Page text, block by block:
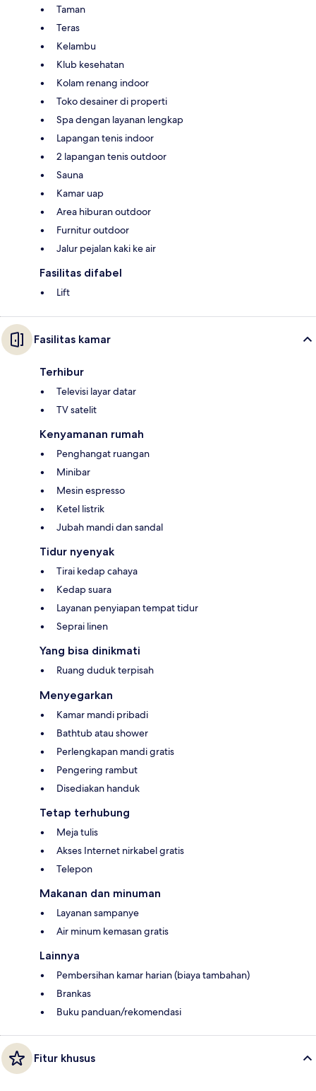
Taman
Teras
Kelambu
Klub kesehatan
Kolam renang indoor
Toko desainer di properti
Spa dengan layanan lengkap
Lapangan tenis indoor
2 lapangan tenis outdoor
Sauna
Kamar uap
Area hiburan outdoor
Furnitur outdoor
Jalur pejalan kaki ke air
Fasilitas difabel
Lift
Fasilitas kamar
Terhibur
Televisi layar datar
TV satelit
Kenyamanan rumah
Penghangat ruangan
Minibar
Mesin espresso
Ketel listrik
Jubah mandi dan sandal
Tidur nyenyak
Tirai kedap cahaya
Kedap suara
Layanan penyiapan tempat tidur
Seprai linen
Yang bisa dinikmati
Ruang duduk terpisah
Menyegarkan
Kamar mandi pribadi
Bathtub atau shower
Perlengkapan mandi gratis
Pengering rambut
Disediakan handuk
Tetap terhubung
Meja tulis
Akses Internet nirkabel gratis
Telepon
Makanan dan minuman
Layanan sampanye
Air minum kemasan gratis
Lainnya
Pembersihan kamar harian (biaya tambahan)
Brankas
Buku panduan/rekomendasi
Fitur khusus